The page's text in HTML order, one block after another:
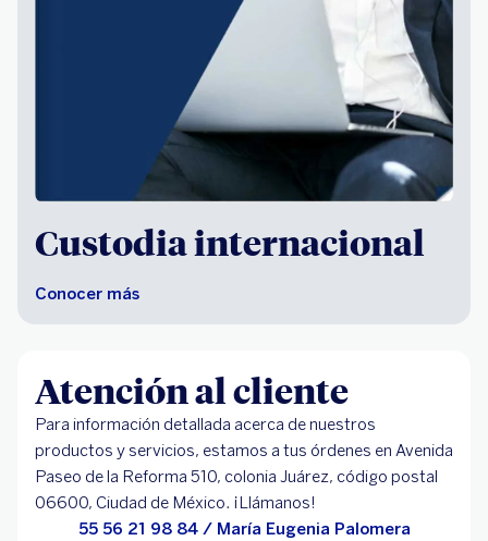
Custodia internacional
Conocer más
Atención al cliente
Para información detallada acerca de nuestros
productos y servicios, estamos a tus órdenes en Avenida
Paseo de la Reforma 510, colonia Juárez, código postal
06600, Ciudad de México. ¡Llámanos!
55 56 21 98 84 / María Eugenia Palomera